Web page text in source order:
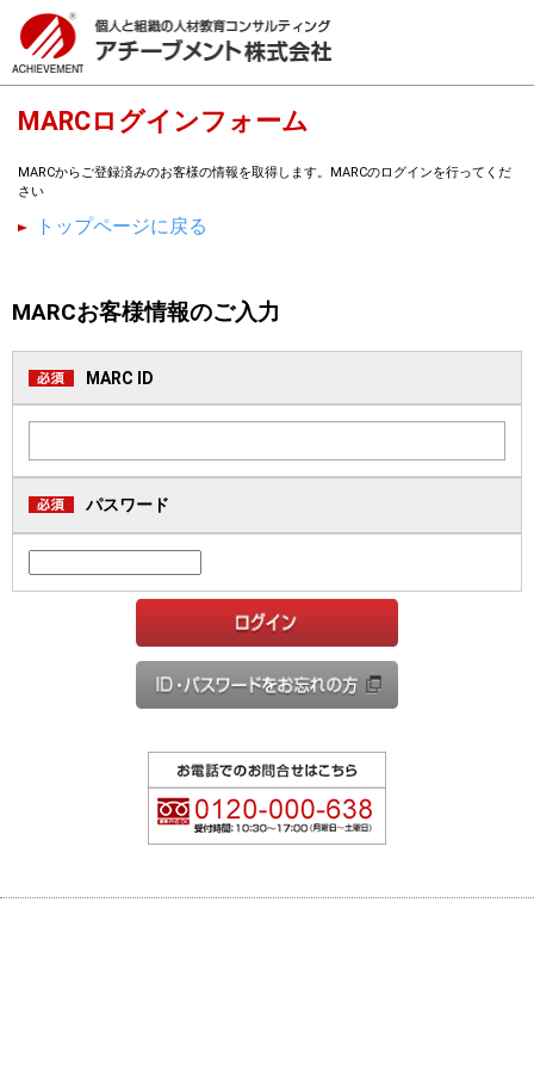
MARCログインフォーム
MARCからご登録済みのお客様の情報を取得します。MARCのログインを行ってくだ
さい
トップページに戻る
MARCお客様情報のご入力
MARC ID
パスワード